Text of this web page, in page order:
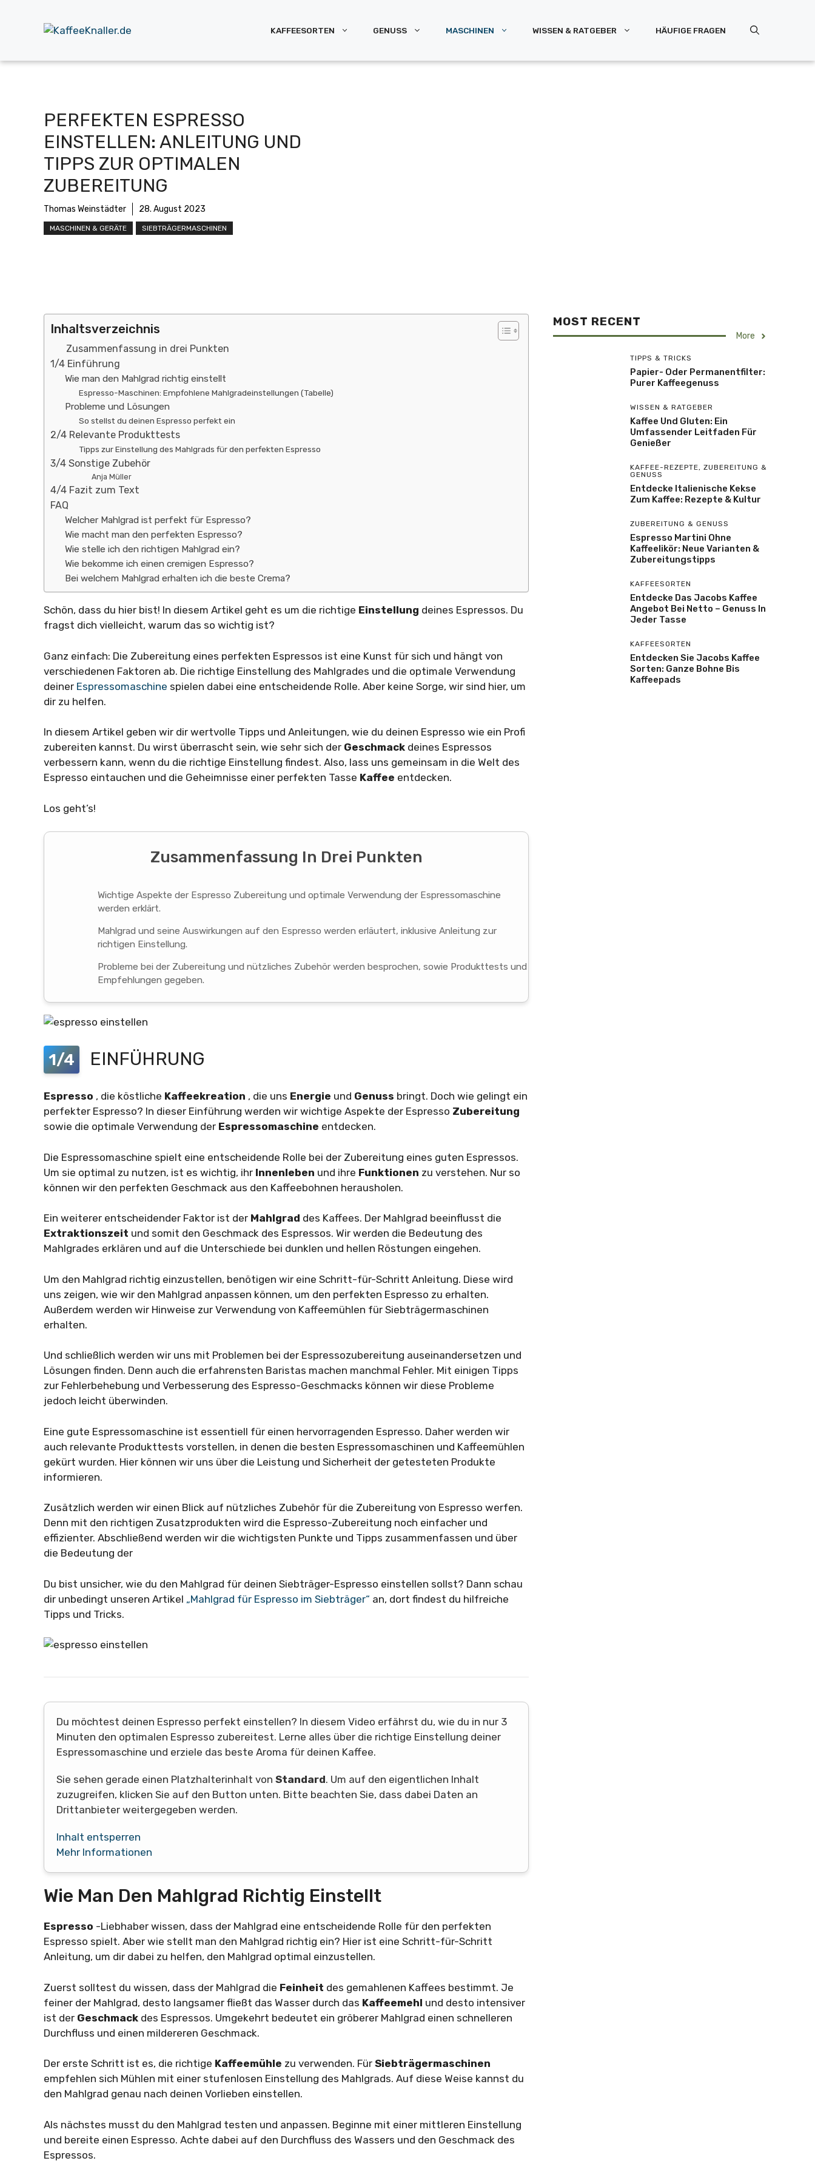
KAFFEESORTEN GENUSS MASCHINEN WISSEN & RATGEBER HÄUFIGE FRAGEN
PERFEKTEN ESPRESSO
EINSTELLEN: ANLEITUNG UND
TIPPS ZUR OPTIMALEN
ZUBEREITUNG
Thomas Weinstädter 28. August 2023
MASCHINEN & GERÄTE SIEBTRÄGERMASCHINEN
Inhaltsverzeichnis
Zusammenfassung in drei Punkten
1/4 Einführung
Wie man den Mahlgrad richtig einstellt
Espresso-Maschinen: Empfohlene Mahlgradeinstellungen (Tabelle)
Probleme und Lösungen
So stellst du deinen Espresso perfekt ein
2/4 Relevante Produkttests
Tipps zur Einstellung des Mahlgrads für den perfekten Espresso
3/4 Sonstige Zubehör
Anja Müller
4/4 Fazit zum Text
FAQ
Welcher Mahlgrad ist perfekt für Espresso?
Wie macht man den perfekten Espresso?
Wie stelle ich den richtigen Mahlgrad ein?
Wie bekomme ich einen cremigen Espresso?
Bei welchem Mahlgrad erhalten ich die beste Crema?
Schön, dass du hier bist! In diesem Artikel geht es um die richtige Einstellung deines Espressos. Du
fragst dich vielleicht, warum das so wichtig ist?
Ganz einfach: Die Zubereitung eines perfekten Espressos ist eine Kunst für sich und hängt von
verschiedenen Faktoren ab. Die richtige Einstellung des Mahlgrades und die optimale Verwendung
deiner Espressomaschine spielen dabei eine entscheidende Rolle. Aber keine Sorge, wir sind hier, um
dir zu helfen.
In diesem Artikel geben wir dir wertvolle Tipps und Anleitungen, wie du deinen Espresso wie ein Profi
zubereiten kannst. Du wirst überrascht sein, wie sehr sich der Geschmack deines Espressos
verbessern kann, wenn du die richtige Einstellung findest. Also, lass uns gemeinsam in die Welt des
Espresso eintauchen und die Geheimnisse einer perfekten Tasse Kaffee entdecken.
Los geht’s!
Zusammenfassung In Drei Punkten
Wichtige Aspekte der Espresso Zubereitung und optimale Verwendung der Espressomaschine
werden erklärt.
Mahlgrad und seine Auswirkungen auf den Espresso werden erläutert, inklusive Anleitung zur
richtigen Einstellung.
Probleme bei der Zubereitung und nützliches Zubehör werden besprochen, sowie Produkttests und
Empfehlungen gegeben.
1/4 EINFÜHRUNG
Espresso , die köstliche Kaffeekreation , die uns Energie und Genuss bringt. Doch wie gelingt ein
perfekter Espresso? In dieser Einführung werden wir wichtige Aspekte der Espresso Zubereitung
sowie die optimale Verwendung der Espressomaschine entdecken.
Die Espressomaschine spielt eine entscheidende Rolle bei der Zubereitung eines guten Espressos.
Um sie optimal zu nutzen, ist es wichtig, ihr Innenleben und ihre Funktionen zu verstehen. Nur so
können wir den perfekten Geschmack aus den Kaffeebohnen herausholen.
Ein weiterer entscheidender Faktor ist der Mahlgrad des Kaffees. Der Mahlgrad beeinflusst die
Extraktionszeit und somit den Geschmack des Espressos. Wir werden die Bedeutung des
Mahlgrades erklären und auf die Unterschiede bei dunklen und hellen Röstungen eingehen.
Um den Mahlgrad richtig einzustellen, benötigen wir eine Schritt-für-Schritt Anleitung. Diese wird
uns zeigen, wie wir den Mahlgrad anpassen können, um den perfekten Espresso zu erhalten.
Außerdem werden wir Hinweise zur Verwendung von Kaffeemühlen für Siebträgermaschinen
erhalten.
Und schließlich werden wir uns mit Problemen bei der Espressozubereitung auseinandersetzen und
Lösungen finden. Denn auch die erfahrensten Baristas machen manchmal Fehler. Mit einigen Tipps
zur Fehlerbehebung und Verbesserung des Espresso-Geschmacks können wir diese Probleme
jedoch leicht überwinden.
Eine gute Espressomaschine ist essentiell für einen hervorragenden Espresso. Daher werden wir
auch relevante Produkttests vorstellen, in denen die besten Espressomaschinen und Kaffeemühlen
gekürt wurden. Hier können wir uns über die Leistung und Sicherheit der getesteten Produkte
informieren.
Zusätzlich werden wir einen Blick auf nützliches Zubehör für die Zubereitung von Espresso werfen.
Denn mit den richtigen Zusatzprodukten wird die Espresso-Zubereitung noch einfacher und
effizienter. Abschließend werden wir die wichtigsten Punkte und Tipps zusammenfassen und über
die Bedeutung der
Du bist unsicher, wie du den Mahlgrad für deinen Siebträger-Espresso einstellen sollst? Dann schau
dir unbedingt unseren Artikel „Mahlgrad für Espresso im Siebträger“ an, dort findest du hilfreiche
Tipps und Tricks.
Du möchtest deinen Espresso perfekt einstellen? In diesem Video erfährst du, wie du in nur 3
Minuten den optimalen Espresso zubereitest. Lerne alles über die richtige Einstellung deiner
Espressomaschine und erziele das beste Aroma für deinen Kaffee.
Sie sehen gerade einen Platzhalterinhalt von Standard. Um auf den eigentlichen Inhalt
zuzugreifen, klicken Sie auf den Button unten. Bitte beachten Sie, dass dabei Daten an
Drittanbieter weitergegeben werden.
Inhalt entsperren
Mehr Informationen
Wie Man Den Mahlgrad Richtig Einstellt
Espresso -Liebhaber wissen, dass der Mahlgrad eine entscheidende Rolle für den perfekten
Espresso spielt. Aber wie stellt man den Mahlgrad richtig ein? Hier ist eine Schritt-für-Schritt
Anleitung, um dir dabei zu helfen, den Mahlgrad optimal einzustellen.
Zuerst solltest du wissen, dass der Mahlgrad die Feinheit des gemahlenen Kaffees bestimmt. Je
feiner der Mahlgrad, desto langsamer fließt das Wasser durch das Kaffeemehl und desto intensiver
ist der Geschmack des Espressos. Umgekehrt bedeutet ein gröberer Mahlgrad einen schnelleren
Durchfluss und einen mildereren Geschmack.
Der erste Schritt ist es, die richtige Kaffeemühle zu verwenden. Für Siebträgermaschinen
empfehlen sich Mühlen mit einer stufenlosen Einstellung des Mahlgrads. Auf diese Weise kannst du
den Mahlgrad genau nach deinen Vorlieben einstellen.
Als nächstes musst du den Mahlgrad testen und anpassen. Beginne mit einer mittleren Einstellung
und bereite einen Espresso. Achte dabei auf den Durchfluss des Wassers und den Geschmack des
Espressos.
MOST RECENT
More
TIPPS & TRICKS
Papier- Oder Permanentfilter:
Purer Kaffeegenuss
WISSEN & RATGEBER
Kaffee Und Gluten: Ein
Umfassender Leitfaden Für
Genießer
KAFFEE-REZEPTE, ZUBEREITUNG &
GENUSS
Entdecke Italienische Kekse
Zum Kaffee: Rezepte & Kultur
ZUBEREITUNG & GENUSS
Espresso Martini Ohne
Kaffeelikör: Neue Varianten &
Zubereitungstipps
KAFFEESORTEN
Entdecke Das Jacobs Kaffee
Angebot Bei Netto – Genuss In
Jeder Tasse
KAFFEESORTEN
Entdecken Sie Jacobs Kaffee
Sorten: Ganze Bohne Bis
Kaffeepads